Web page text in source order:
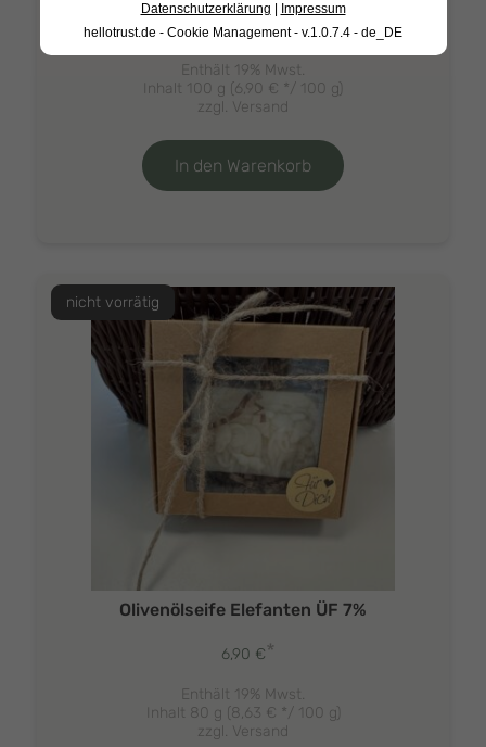
6,90€*
Enthält 19% Mwst.
Inhalt 100 g (6,90 € */ 100 g)
zzgl. Versand
In den Warenkorb
nicht vorrätig
Olivenölseife Elefanten ÜF 7%
6,90 €*
Enthält 19% Mwst.
Inhalt 80 g (8,63 € */ 100 g)
zzgl. Versand
Datenschutzerklärung
Impressum
hellotrust.de - Cookie Management - v.1.0.7.4 - de_DE